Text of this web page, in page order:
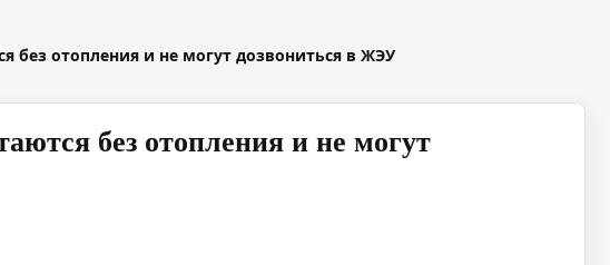
без отопления и не могут дозвониться в ЖЭУ
без отопления и не могут